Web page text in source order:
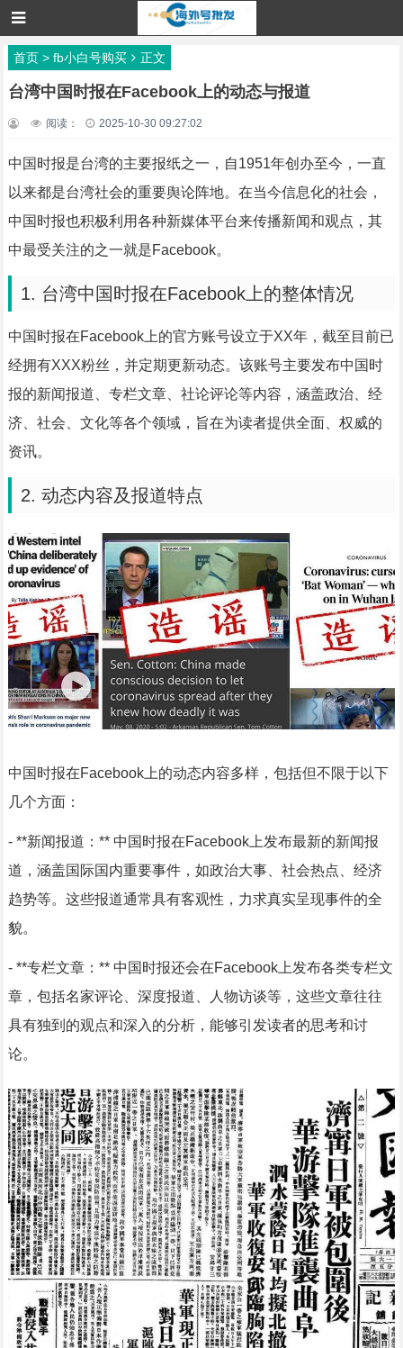
首页> fb小白号购买 正文
台湾中国时报在Facebook上的动态与报道
阅读： 2025-10-30 09:27:02
中国时报是台湾的主要报纸之一，自1951年创办至今，一直
以来都是台湾社会的重要舆论阵地。在当今信息化的社会，
中国时报也积极利用各种新媒体平台来传播新闻和观点，其
中最受关注的之一就是Facebook。
1. 台湾中国时报在Facebook上的整体情况
中国时报在Facebook上的官方账号设立于XX年，截至目前已
经拥有XXX粉丝，并定期更新动态。该账号主要发布中国时
报的新闻报道、专栏文章、社论评论等内容，涵盖政治、经
济、社会、文化等各个领域，旨在为读者提供全面、权威的
资讯。
2. 动态内容及报道特点
中国时报在Facebook上的动态内容多样，包括但不限于以下
几个方面：
- **新闻报道：** 中国时报在Facebook上发布最新的新闻报
道，涵盖国际国内重要事件，如政治大事、社会热点、经济
趋势等。这些报道通常具有客观性，力求真实呈现事件的全
貌。
- **专栏文章：** 中国时报还会在Facebook上发布各类专栏文
章，包括名家评论、深度报道、人物访谈等，这些文章往往
具有独到的观点和深入的分析，能够引发读者的思考和讨
论。